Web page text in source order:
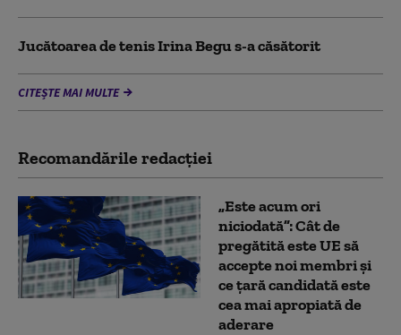
Jucătoarea de tenis Irina Begu s-a căsătorit
CITEȘTE MAI MULTE
Recomandările redacţiei
„Este acum ori
niciodată”: Cât de
pregătită este UE să
accepte noi membri și
ce țară candidată este
cea mai apropiată de
aderare